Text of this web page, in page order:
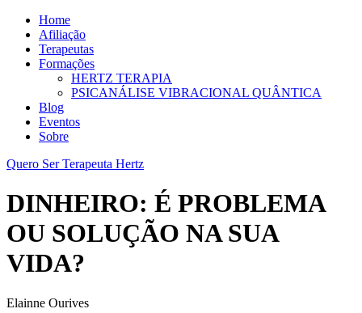
Home
Afiliação
Terapeutas
Formações
HERTZ TERAPIA
PSICANÁLISE VIBRACIONAL QUÂNTICA
Blog
Eventos
Sobre
Quero Ser Terapeuta Hertz
DINHEIRO: É PROBLEMA
OU SOLUÇÃO NA SUA
VIDA?
Elainne Ourives